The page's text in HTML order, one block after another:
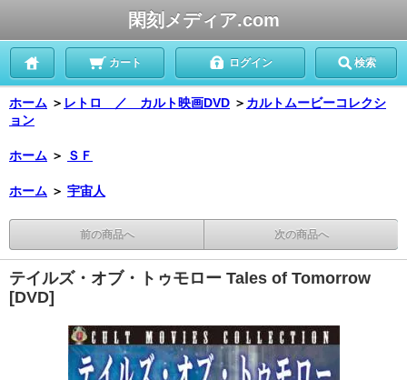
閑刻メディア.com
カート ログイン 検索
ホーム ＞ レトロ ／ カルト映画DVD ＞ カルトムービーコレクシ
ョン
ホーム ＞ ＳＦ
ホーム ＞ 宇宙人
前の商品へ 次の商品へ
テイルズ・オブ・トゥモロー Tales of Tomorrow
[DVD]